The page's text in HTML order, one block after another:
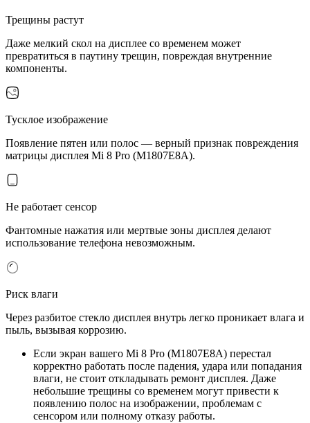
Трещины растут
Даже мелкий скол на дисплее со временем может
превратиться в паутину трещин, повреждая внутренние
компоненты.
Тусклое изображение
Появление пятен или полос — верный признак повреждения
матрицы дисплея Mi 8 Pro (M1807E8A).
Не работает сенсор
Фантомные нажатия или мертвые зоны дисплея делают
использование телефона невозможным.
Риск влаги
Через разбитое стекло дисплея внутрь легко проникает влага и
пыль, вызывая коррозию.
Если экран вашего Mi 8 Pro (M1807E8A) перестал
корректно работать после падения, удара или попадания
влаги, не стоит откладывать ремонт дисплея. Даже
небольшие трещины со временем могут привести к
появлению полос на изображении, проблемам с
сенсором или полному отказу работы.